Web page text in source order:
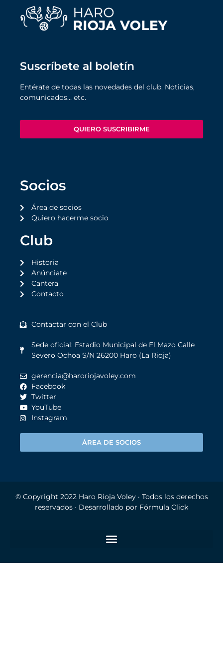
Suscríbete al boletín
Entérate de todas las novedades del club. Noticias,
comunicados… etc.
QUIERO SUSCRIBIRME
Socios
Área de socios
Quiero hacerme socio
Club
Historia
Anúnciate
Cantera
Contacto
Contactar con el Club
Sede oficial: Estadio Municipal de El Mazo Calle
Severo Ochoa S/N 26200 Haro (La Rioja)
gerencia@haroriojavoley.com
Facebook
Twitter
YouTube
Instagram
ÁREA DE SOCIOS
© Copyright 2022 Haro Rioja Voley· Todos los derechos
reservados · Desarrollado por Fórmula Click